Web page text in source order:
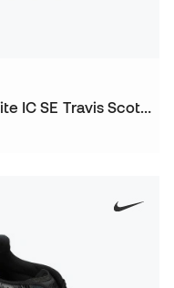
Phantom 6 Low Elite IC SE Travis Scott Zaalvoetbalschoenen